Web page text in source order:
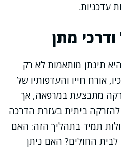
עדכניות.
מתן
תינתן מותאמות לא רק
אורח חייו והעדפותיו של
מתבצעת במרפאה, אך
להזרקה ביתית בעזרת הדרכה
תמיד בתהליך הזה: האם
החולים? האם ניתן